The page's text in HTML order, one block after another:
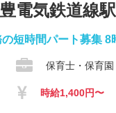
電気鉄道線
短時間パート募集 8
保育士・保育園
時給1,400円〜